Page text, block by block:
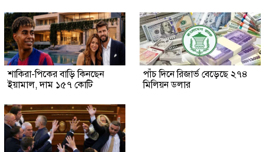
শাকিরা-পিকের বাড়ি কিনছেন
ইয়ামাল, দাম ১৫৭ কোটি
পাঁচ দিনে রিজার্ভ বেড়েছে ২৭৪
মিলিয়ন ডলার